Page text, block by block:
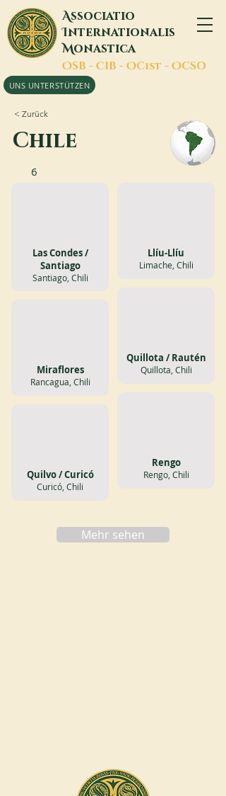
Associatio
Internationalis
Monastica
OSB - CIB - OCist - OCSO
UNS UNTERSTÜTZEN
< Zurück
Chile
6
Las Condes /
Santiago
Santiago, Chili
Miraflores
Rancagua, Chili
Quilvo / Curicó
Curicó, Chili
Llíu-Llíu
Limache, Chili
Quillota / Rautén
Quillota, Chili
Rengo
Rengo, Chili
Mehr sehen